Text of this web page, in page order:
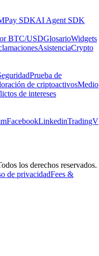
Pay SDKAI Agent SDK
BTC/USDGlosarioWidgets
AsistenciaCrypto
Prueba de
de criptoactivosMedio
de intereses
FacebookLinkedinTradingV
los derechos reservados.
de privacidadFees &